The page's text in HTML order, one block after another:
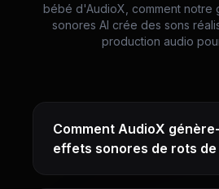
bébé d'AudioX, comment notre
sonores AI crée des sons
production audio
Comment AudioX
effets sonores de rots de